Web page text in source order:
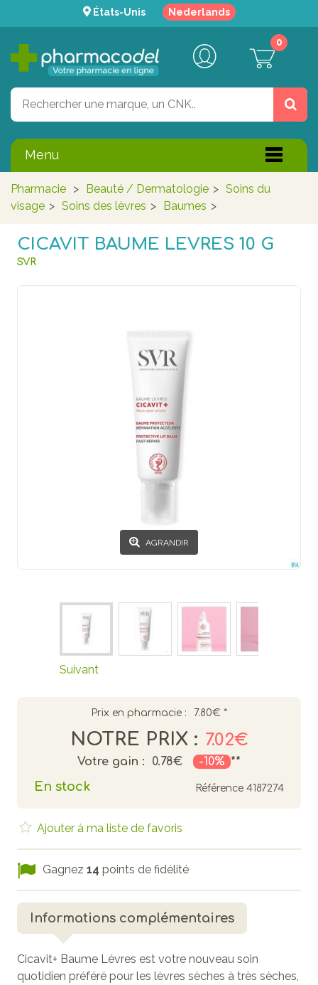
États-Unis Nederlands
0
Menu
Pharmacie > Beauté / Dermatologie > Soins du
visage > Soins des lèvres > Baumes >
CICAVIT BAUME LEVRES 10 G
SVR
AGRANDIR
Suivant
Prix en pharmacie : 7.80€ *
NOTRE PRIX : 7.02€
Votre gain : 0.78€ -10% **
En stock Référence 4187274
Ajouter à ma liste de favoris
Gagnez 14 points de fidélité
Informations complémentaires
Cicavit+ Baume Lèvres est votre nouveau soin
quotidien préféré pour les lèvres sèches à très sèches,